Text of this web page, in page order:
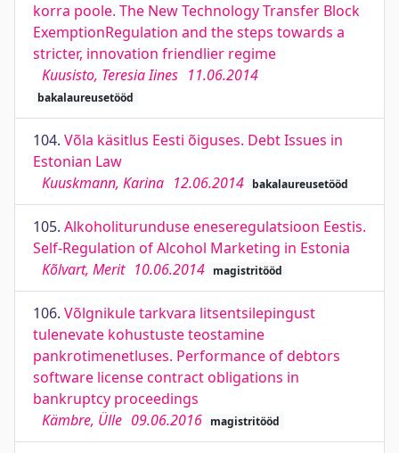
korra poole. The New Technology Transfer Block
ExemptionRegulation and the steps towards a
stricter, innovation friendlier regime
Kuusisto, Teresia Iines 11.06.2014
bakalaureusetööd
104. Võla käsitlus Eesti õiguses. Debt Issues in
Estonian Law
Kuuskmann, Karina 12.06.2014 bakalaureusetööd
105. Alkoholiturunduse eneseregulatsioon Eestis.
Self-Regulation of Alcohol Marketing in Estonia
Kõlvart, Merit 10.06.2014 magistritööd
106. Võlgnikule tarkvara litsentsilepingust
tulenevate kohustuste teostamine
pankrotimenetluses. Performance of debtors
software license contract obligations in
bankruptcy proceedings
Kämbre, Ülle 09.06.2016 magistritööd